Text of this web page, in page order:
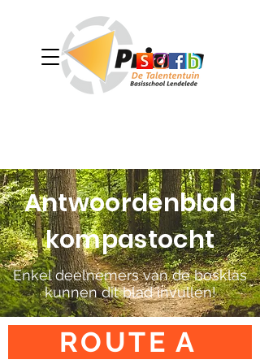
Antwoordenblad
kompastocht
Enkel deelnemers van de bosklas
kunnen dit blad invullen!
ROUTE A